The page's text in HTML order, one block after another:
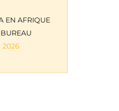
EN AFRIQUE
2026